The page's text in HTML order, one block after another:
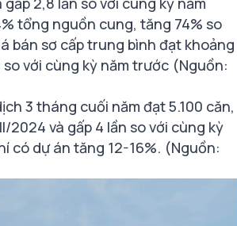
tổng nguồn cung, tăng 74% so
bán sơ cấp trung bình đạt khoảng
với cùng kỳ năm trước (Nguồn:
3 tháng cuối năm đạt 5.100 căn,
2024 và gấp 4 lần so với cùng kỳ
có dự án tăng 12-16%. (Nguồn: